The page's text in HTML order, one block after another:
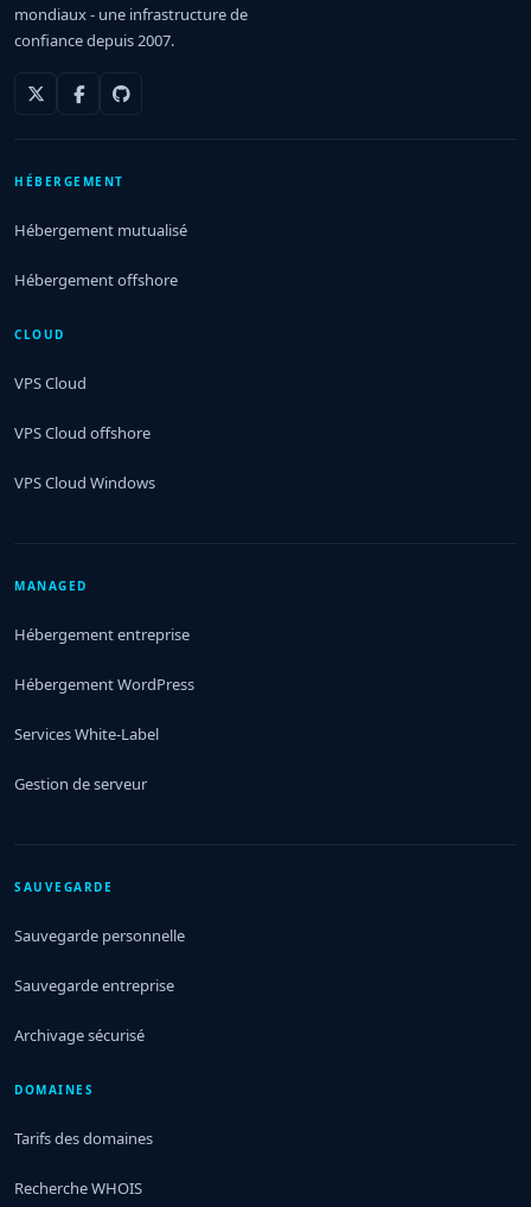
mondiaux - une infrastructure de
confiance depuis 2007.
HÉBERGEMENT
Hébergement mutualisé
Hébergement offshore
CLOUD
VPS Cloud
VPS Cloud offshore
VPS Cloud Windows
MANAGED
Hébergement entreprise
Hébergement WordPress
Services White-Label
Gestion de serveur
SAUVEGARDE
Sauvegarde personnelle
Sauvegarde entreprise
Archivage sécurisé
DOMAINES
Tarifs des domaines
Recherche WHOIS